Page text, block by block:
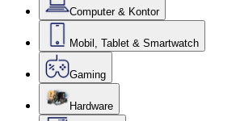
Computer & Kontor
Mobil, Tablet & Smartwatch
Gaming
Hardware